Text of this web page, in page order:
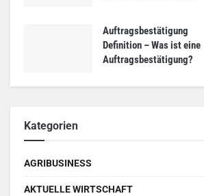
Auftragsbestätigung
Definition – Was ist eine
Auftragsbestätigung?
Kategorien
AGRIBUSINESS
AKTUELLE WIRTSCHAFT